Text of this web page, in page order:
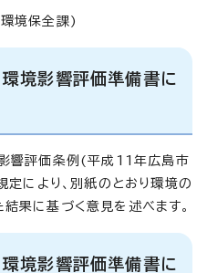
境保全課)
境影響評価準備書に
響評価条例(平成11年広島市
により、別紙のとおり環境の
果に基づく意見を述べます。
境影響評価準備書に